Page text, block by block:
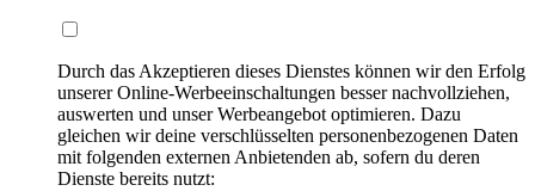
Durch das Akzeptieren dieses Dienstes können wir den Erfolg
unserer Online-Werbeeinschaltungen besser nachvollziehen,
auswerten und unser Werbeangebot optimieren. Dazu
gleichen wir deine verschlüsselten personenbezogenen Daten
mit folgenden externen Anbietenden ab, sofern du deren
Dienste bereits nutzt: